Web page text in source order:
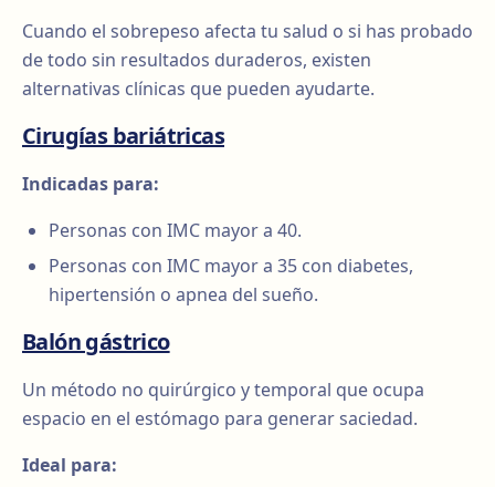
Cuando el sobrepeso afecta tu salud o si has probado
de todo sin resultados duraderos, existen
alternativas clínicas que pueden ayudarte.
Cirugías bariátricas
Indicadas para:
Personas con IMC mayor a 40.
Personas con IMC mayor a 35 con diabetes,
hipertensión o apnea del sueño.
Balón gástrico
Un método no quirúrgico y temporal que ocupa
espacio en el estómago para generar saciedad.
Ideal para: